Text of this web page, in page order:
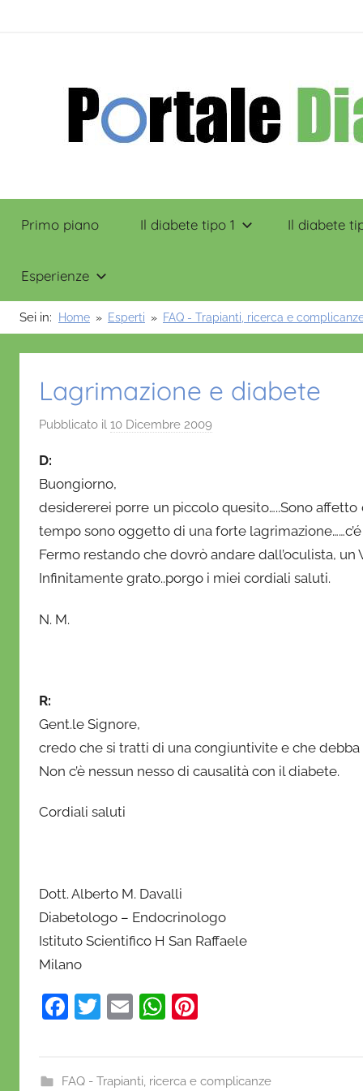
Portale
Diabete
Primo piano Il diabete tipo 1 Il diabete
Esperienze
Sei in: Home Esperti FAQ - Trapianti, ricerca e
Lagrimazione e diabete
Pubblicato il 10 Dicembre 2009
n
e
l
D:
Buongiorno,
desidererei porre un piccolo quesito…..Sono
tempo sono oggetto di una forte
Fermo restando che dovrò andare dall’oculista,
Infinitamente grato..porgo i miei cordiali saluti.
N. M.
R:
Gent.le Signore,
credo che si tratti di una congiuntivite e che
Non c’è nessun nesso di causalità con il diabete.
Cordiali saluti
Dott. Alberto M. Davalli
Diabetologo – Endocrinologo
Istituto Scientifico H San Raffaele
Milano
F
e
T
er
E
l
W
s
e
FAQ - Trapianti, ricerca e complicanze